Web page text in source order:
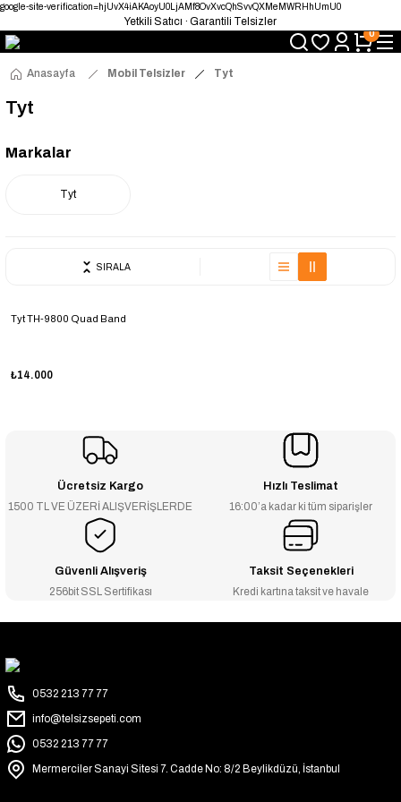
google-site-verification=hjUvX4iAKAoyU0LjAMf8OvXvcQhSvvQXMeMWRHhUmU0
Yetkili Satıcı · Garantili Telsizler
Uygun Fiyat · Hızlı Teslimat
Türkiye’nin Telsiz Merkezi
0
Anasayfa Mobil Telsizler Tyt
Tyt
Markalar
Tyt
SIRALA
Tyt TH-9800 Quad Band
₺14.000
Ücretsiz Kargo
1500 TL VE ÜZERİ ALIŞVERİŞLERDE
Hızlı Teslimat
16:00’a kadar ki tüm siparişler
Güvenli Alışveriş
256bit SSL Sertifikası
Taksit Seçenekleri
Kredi kartına taksit ve havale
0532 213 77 77
info@telsizsepeti.com
0532 213 77 77
Mermerciler Sanayi Sitesi 7. Cadde No: 8/2 Beylikdüzü, İstanbul